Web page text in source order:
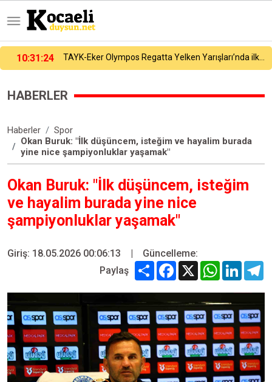
10:31:24
HABERLER
Haberler
Spor
Okan Buruk: "İlk düşüncem, isteğim ve hayalim burada
yine nice şampiyonluklar yaşamak"
Okan Buruk: "İlk düşüncem, isteğim
ve hayalim burada yine nice
şampiyonluklar yaşamak"
Giriş: 18.05.2026 00:06:13 |
Güncelleme:
Paylaş
Share Facebook
X WhatsApp